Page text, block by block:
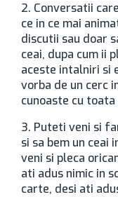
2. Conversatii
ce in ce mai
discutii sau doar
ceai, dupa cum ii
aceste intalniri si
vorba de un cerc
cunoaste cu toata
3. Puteti veni si
si sa bem un ceai
veni si pleca
ati adus nimic in
carte, desi ati